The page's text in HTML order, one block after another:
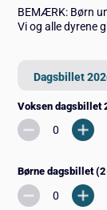
BEMÆRK: Børn
Vi og alle dyrene
Dagsbillet
Voksen dagsbillet
Børne dagsbillet